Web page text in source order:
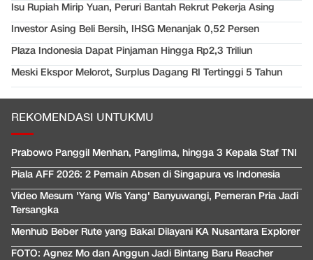
Isu Rupiah Mirip Yuan, Peruri Bantah Rekrut Pekerja Asing
Investor Asing Beli Bersih, IHSG Menanjak 0,52 Persen
Plaza Indonesia Dapat Pinjaman Hingga Rp2,3 Triliun
Meski Ekspor Melorot, Surplus Dagang RI Tertinggi 5 Tahun
REKOMENDASI UNTUKMU
Prabowo Panggil Menhan, Panglima, hingga 3 Kepala Staf TNI
Piala AFF 2026: 2 Pemain Absen di Singapura vs Indonesia
Video Mesum 'Yang Wis Yang' Banyuwangi, Pemeran Pria Jadi
Tersangka
Menhub Beber Rute yang Bakal Dilayani KA Nusantara Explorer
FOTO: Agnez Mo dan Anggun Jadi Bintang Baru Reacher